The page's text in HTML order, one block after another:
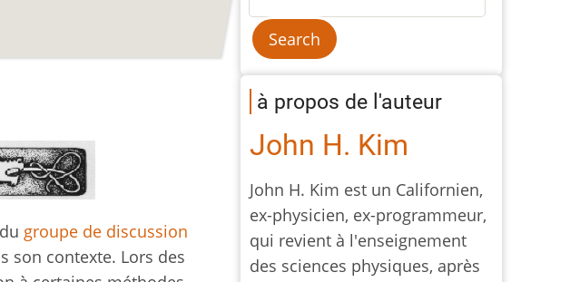
groupe de discussion
son contexte. Lors des
à propos de l'auteur
John H. Kim
John H. Kim est un Californien,
ex-physicien, ex-programmeur,
qui revient à l'enseignement
des sciences physiques, après